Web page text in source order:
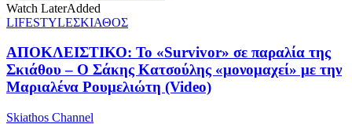
Watch LaterAdded
LIFESTYLEΣΚΙΑΘΟΣ
ΑΠΟΚΛΕΙΣΤΙΚΟ: Το «Survivor» σε παραλία της
Σκιάθου – Ο Σάκης Κατσούλης «μονομαχεί» με την
Μαριαλένα Ρουμελιώτη (Video)
Skiathos Channel